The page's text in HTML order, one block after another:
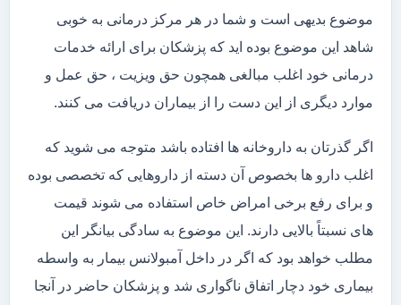
موضوع بدیهی است و شما در هر مرکز درمانی به خوبی
شاهد این موضوع بوده اید که پزشکان برای ارائه خدمات
درمانی خود اغلب مبالغی همچون حق ویزیت ، حق عمل و
موارد دیگری از این دست را از بیماران دریافت می کنند.
اگر گذرتان به داروخانه ها افتاده باشد متوجه می شوید که
اغلب دارو ها بخصوص آن دسته از داروهایی که تخصصی بوده
و برای رفع برخی امراض خاص استفاده می شوند قیمت
های نسبتاً بالایی دارند. این موضوع به سادگی بیانگر این
مطلب خواهد بود که اگر در داخل آمبولانس بیمار به واسطه
بیماری خود دچار اتفاق ناگواری شد و پزشکان حاضر در آنجا